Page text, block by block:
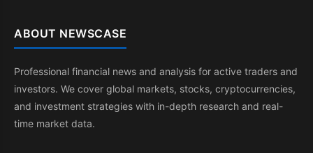
ABOUT NEWSCASE
Professional financial news and analysis for active traders and
investors. We cover global markets, stocks, cryptocurrencies,
and investment strategies with in-depth research and real-
time market data.